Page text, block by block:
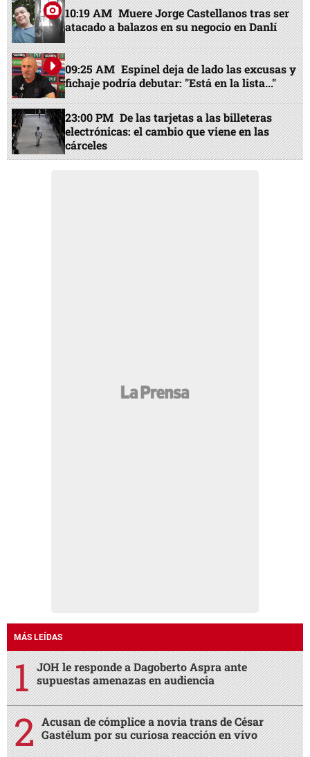
10:19 AM Muere Jorge Castellanos tras ser
atacado a balazos en su negocio en Danlí
09:25 AM Espinel deja de lado las excusas y
fichaje podría debutar: "Está en la lista..."
23:00 PM De las tarjetas a las billeteras
electrónicas: el cambio que viene en las
cárceles
MÁS LEÍDAS
JOH le responde a Dagoberto Aspra ante
supuestas amenazas en audiencia
Acusan de cómplice a novia trans de César
Gastélum por su curiosa reacción en vivo